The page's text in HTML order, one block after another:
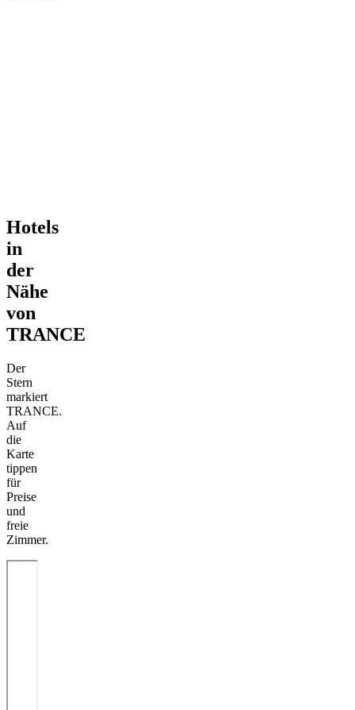
Hotels
in
der
Nähe
von
TRANCE
Der
Stern
markiert
TRANCE.
Auf
die
Karte
tippen
für
Preise
und
freie
Zimmer.